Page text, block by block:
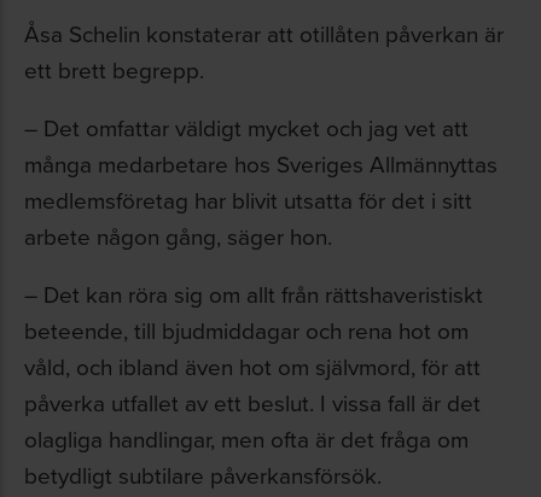
Åsa Schelin konstaterar att otillåten påverkan är
ett brett begrepp.
– Det omfattar väldigt mycket och jag vet att
många medarbetare hos Sveriges Allmännyttas
medlemsföretag har blivit utsatta för det i sitt
arbete någon gång, säger hon.
– Det kan röra sig om allt från rättshaveristiskt
beteende, till bjudmiddagar och rena hot om
våld, och ibland även hot om självmord, för att
påverka utfallet av ett beslut. I vissa fall är det
olagliga handlingar, men ofta är det fråga om
betydligt subtilare påverkansförsök.